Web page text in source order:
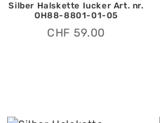
Silber Halskette Iucker Art. nr.
OH88-8801-01-05
CHF 59.00